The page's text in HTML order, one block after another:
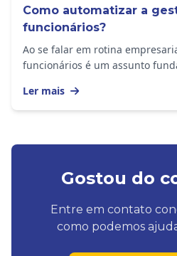
Como automatizar a
funcionários?
Ao se falar em rotina
funcionários é um assunto
Ler mais
Gostou do
Entre em contato
como podemos